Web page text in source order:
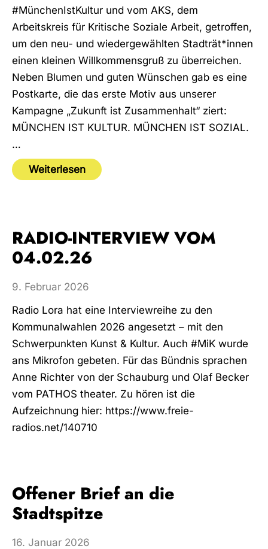
#MünchenIstKultur und vom AKS, dem
Arbeitskreis für Kritische Soziale Arbeit, getroffen,
um den neu- und wiedergewählten Stadträt*innen
einen kleinen Willkommensgruß zu überreichen.
Neben Blumen und guten Wünschen gab es eine
Postkarte, die das erste Motiv aus unserer
Kampagne „Zukunft ist Zusammenhalt“ ziert:
MÜNCHEN IST KULTUR. MÜNCHEN IST SOZIAL.
…
Weiterlesen
RADIO-INTERVIEW VOM
04.02.26
9. Februar 2026
Radio Lora hat eine Interviewreihe zu den
Kommunalwahlen 2026 angesetzt – mit den
Schwerpunkten Kunst & Kultur. Auch #MiK wurde
ans Mikrofon gebeten. Für das Bündnis sprachen
Anne Richter von der Schauburg und Olaf Becker
vom PATHOS theater. Zu hören ist die
Aufzeichnung hier: https://www.freie-
radios.net/140710
Offener Brief an die
Stadtspitze
16. Januar 2026